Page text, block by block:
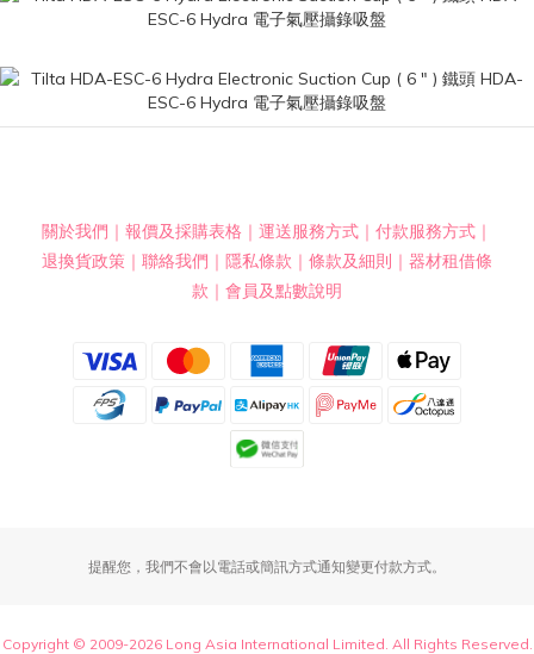
關於我們 ｜ 報價及採購表格 ｜ 運送服務方式 ｜ 付款服務方式 ｜
退換貨政策 ｜ 聯絡我們 ｜ 隱私條款 ｜ 條款及細則 ｜ 器材租借條
款 ｜ 會員及點數說明
提醒您，我們不會以電話或簡訊方式通知變更付款方式。
Copyright © 2009-2026 Long Asia International Limited. All Rights Reserved.